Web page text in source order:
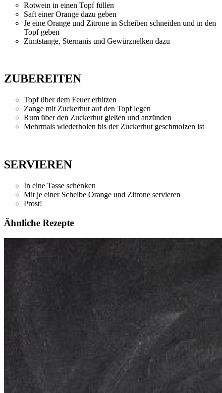
Rotwein in einen Topf füllen
Saft einer Orange dazu geben
Je eine Orange und Zitrone in Scheiben schneiden und in den
Topf geben
Zimtstange, Sternanis und Gewürznelken dazu
ZUBEREITEN
Topf über dem Feuer erhitzen
Zange mit Zuckerhut auf den Topf legen
Rum über den Zuckerhut gießen und anzünden
Mehrmals wiederholen bis der Zuckerhut geschmolzen ist
SERVIEREN
In eine Tasse schenken
Mit je einer Scheibe Orange und Zitrone servieren
Prost!
Ähnliche Rezepte